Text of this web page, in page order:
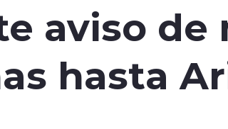
aviso de
hasta